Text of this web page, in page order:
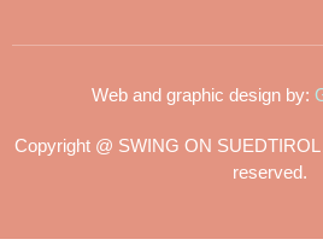
Web and graphic design by:
Copyright @ SWING ON
reserved.